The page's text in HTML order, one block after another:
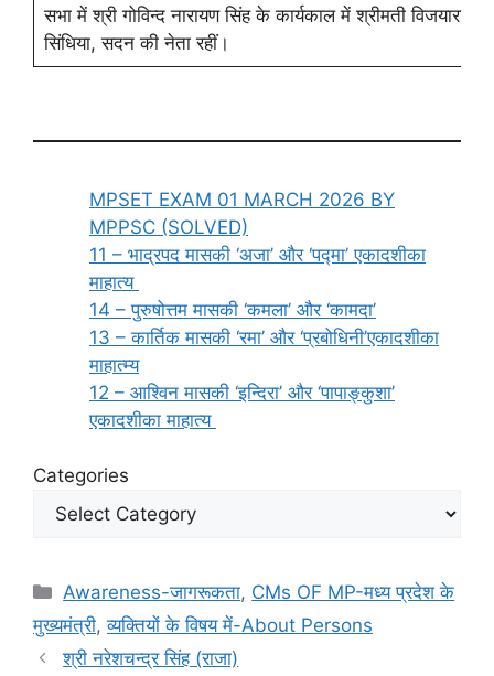
सभा में श्री गोविन्‍द नारायण सिंह के कार्यकाल में श्रीमती विजयाराजे
सिंधिया, सदन की नेता रहीं।
MPSET EXAM 01 MARCH 2026 BY
MPPSC (SOLVED)
11 – भाद्रपद मासकी ‘अजा’ और ‘पद्मा’ एकादशीका
माहात्य
14 – पुरुषोत्तम मासकी ‘कमला’ और ‘कामदा’
13 – कार्तिक मासकी ‘रमा’ और ‘प्रबोधिनी’एकादशीका
माहात्म्य
12 – आश्विन मासकी ‘इन्दिरा’ और ‘पापाङ्कुशा’
एकादशीका माहात्य
Categories
Categories
Awareness-जागरूकता, CMs OF MP-मध्य प्रदेश के
मुख्यमंत्री,व्यक्तियों के विषय में-About Persons
श्री नरेशचन्‍द्र सिंह (राजा)